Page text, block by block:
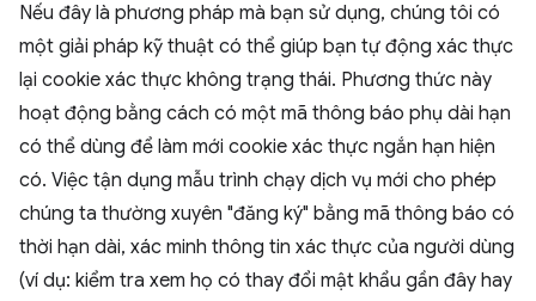
Nếu đây là phương pháp mà bạn sử dụng, chúng tôi có
một giải pháp kỹ thuật có thể giúp bạn tự động xác thực
lại cookie xác thực không trạng thái. Phương thức này
hoạt động bằng cách có một mã thông báo phụ dài hạn
có thể dùng để làm mới cookie xác thực ngắn hạn hiện
có. Việc tận dụng mẫu trình chạy dịch vụ mới cho phép
chúng ta thường xuyên "đăng ký" bằng mã thông báo có
thời hạn dài, xác minh thông tin xác thực của người dùng
(ví dụ: kiểm tra xem họ có thay đổi mật khẩu gần đây hay